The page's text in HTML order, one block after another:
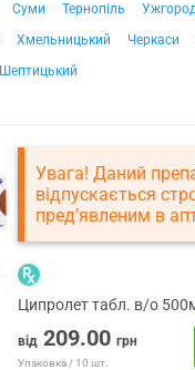
Суми Тернопіль
Хмельницький Черкаси
Шептицький
Увага! Даний
відпускається
пред’явленим в
Ципролет табл. в/о
від 209.00 грн
Упаковка / 10 шт.